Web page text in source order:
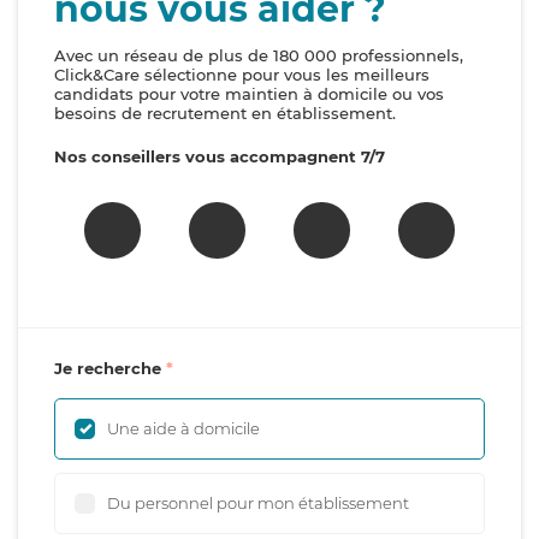
nous vous aider ?
Avec un réseau de plus de 180 000 professionnels,
Click&Care sélectionne pour vous les meilleurs
candidats pour votre maintien à domicile ou vos
besoins de recrutement en établissement.
Nos conseillers vous accompagnent 7/7
Je recherche
Une aide à domicile
Du personnel pour mon établissement